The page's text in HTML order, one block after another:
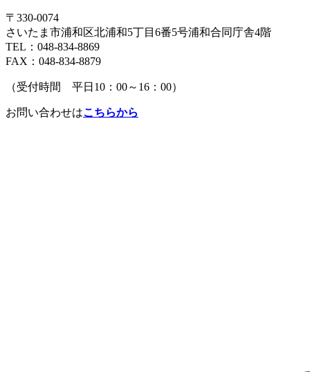
〒330-0074
さいたま市浦和区北浦和5丁目6番5号浦和合同庁舎4階
TEL：048-834-8869
FAX：048-834-8879
（受付時間 平日10：00～16：00）
お問い合わせはこちらから